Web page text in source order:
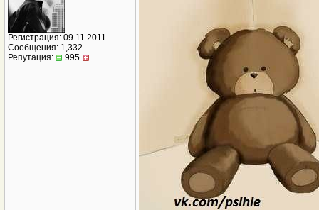
Регистрация: 09.11.2011
Сообщения: 1,332
Репутация:
995